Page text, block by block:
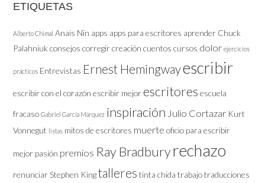
ETIQUETAS
Alberto Chimal Anais Nïn apps apps para escritores aprender Chuck
Palahniuk consejos corregircreación cuentos cursos dolor ejercicios
prácticos Entrevistas Ernest Hemingwayescribir
escribir con el corazón escribir mejor escritores escuela
fracaso Gabriel García Márquez inspiración Julio Cortazar Kurt
Vonnegut listas mitos de escritores muerte oficio para escribir
mejor pasión premios Ray Bradburyrechazo
renunciar Stephen Kingtalleres tinta chida trabajotraducciones